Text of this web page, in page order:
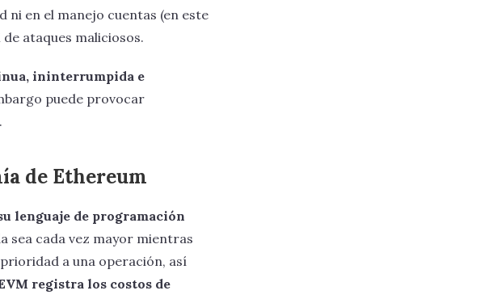
en el manejo cuentas (en este
ataques maliciosos.
ininterrumpida e
puede provocar
de Ethereum
lenguaje de programación
sea cada vez mayor mientras
a una operación, así
registra los costos de